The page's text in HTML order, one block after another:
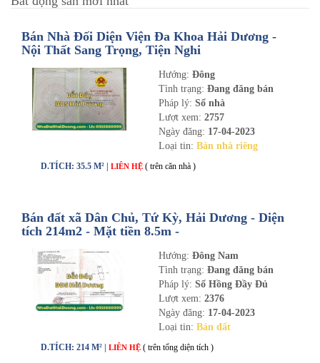
Bán Nhà Đối Diện Viện Đa Khoa Hải Dương -
Nội Thất Sang Trọng, Tiện Nghi
Hướng: Đông
Tình trạng: Đang đăng bán
Pháp lý: Sổ nhà
Lượt xem: 2757
Ngày đăng: 17-04-2023
Loại tin: Bán nhà riêng
D.TÍCH: 35.5 M² | LIÊN HỆ ( trên căn nhà )
Bán đất xã Dân Chủ, Tứ Kỳ, Hải Dương - Diện
tích 214m2 - Mặt tiền 8.5m -
Hướng: Đông Nam
Tình trạng: Đang đăng bán
Pháp lý: Sổ Hồng Đầy Đủ
Lượt xem: 2376
Ngày đăng: 17-04-2023
Loại tin: Bán đất
D.TÍCH: 214 M² | LIÊN HỆ ( trên tổng diện tích )